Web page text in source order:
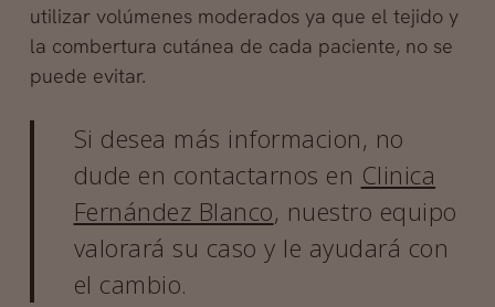
utilizar volúmenes moderados ya que el tejido y
la combertura cutánea de cada paciente, no se
puede evitar.
Si desea más informacion, no
dude en contactarnos en Clinica
Fernández Blanco, nuestro equipo
valorará su caso y le ayudará con
el cambio.